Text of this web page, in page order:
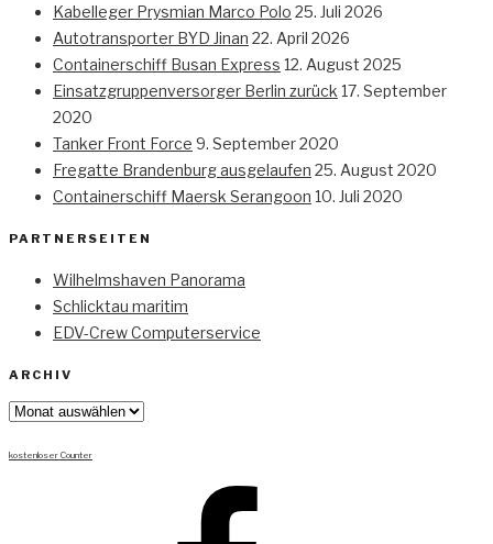
Kabelleger Prysmian Marco Polo 25. Juli 2026
Autotransporter BYD Jinan 22. April 2026
Containerschiff Busan Express 12. August 2025
Einsatzgruppenversorger Berlin zurück 17. September
2020
Tanker Front Force 9. September 2020
Fregatte Brandenburg ausgelaufen 25. August 2020
Containerschiff Maersk Serangoon 10. Juli 2020
PARTNERSEITEN
Wilhelmshaven Panorama
Schlicktau maritim
EDV-Crew Computerservice
ARCHIV
Archiv
kostenloser Counter